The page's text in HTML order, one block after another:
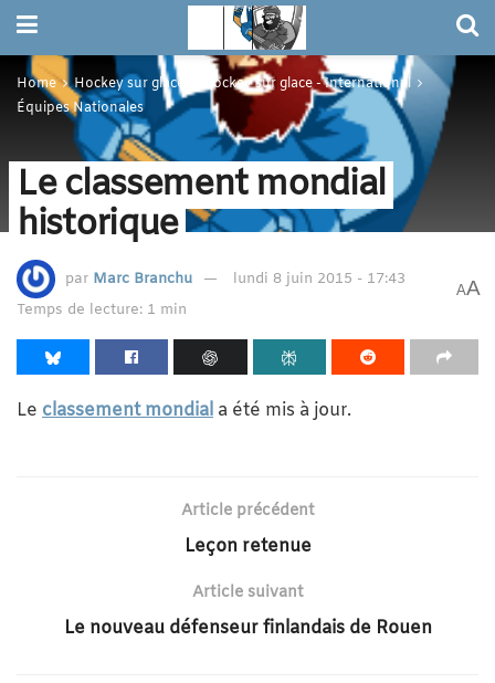
Home Hockey sur glace
Hockey sur glace - International
Équipes Nationales
Le classement mondial
historique
par Marc Branchu
lundi 8 juin 2015 - 17:43
Temps de lecture: 1 min
AA
Le classement mondial a été mis à jour.
Article précédent
Leçon retenue
Article suivant
Le nouveau défenseur finlandais de Rouen